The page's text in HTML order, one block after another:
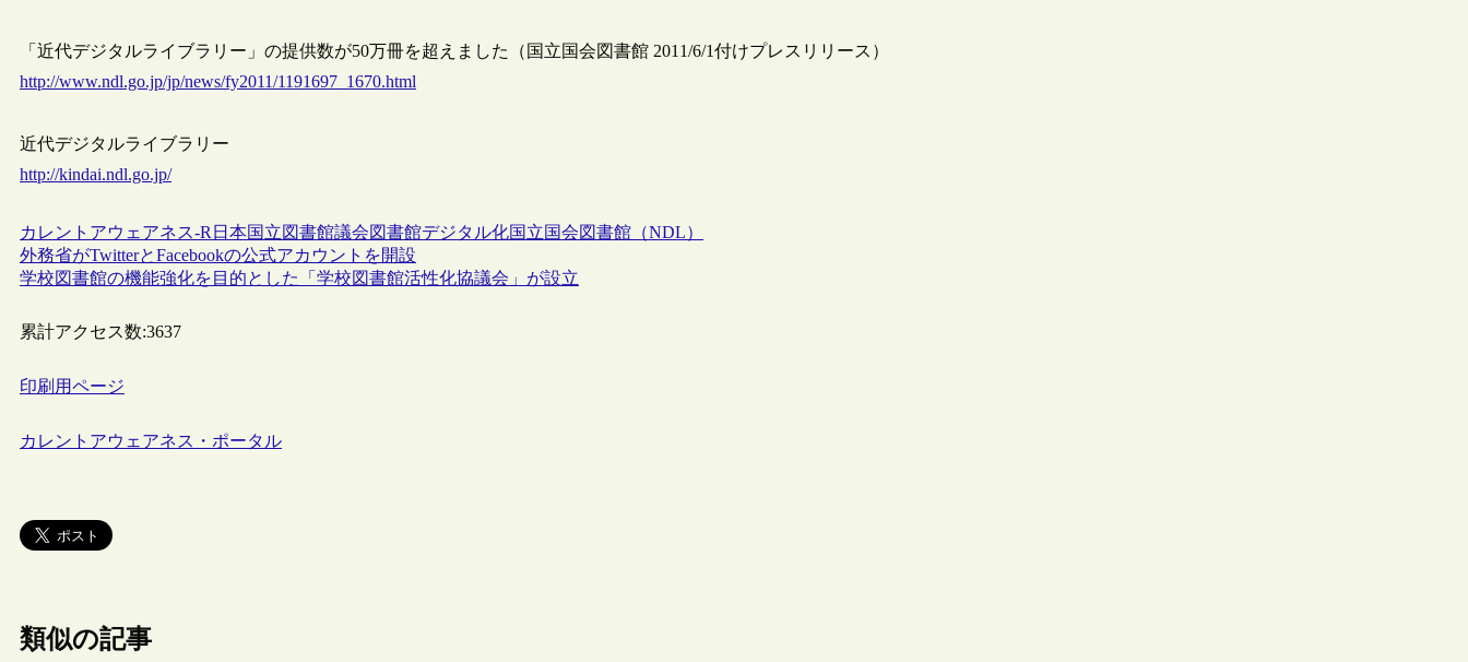
「近代デジタルライブラリー」の提供数が50万冊を超えました（国立国会図書館 2011/6/1付けプレスリリース）
http://www.ndl.go.jp/jp/news/fy2011/1191697_1670.html
近代デジタルライブラリー
http://kindai.ndl.go.jp/
カレントアウェアネス-R 日本国立図書館議会図書館デジタル化国立国会図書館（NDL）
外務省がTwitterとFacebookの公式アカウントを開設
学校図書館の機能強化を目的とした「学校図書館活性化協議会」が設立
累計アクセス数:3637
印刷用ページ
カレントアウェアネス・ポータル
類似の記事